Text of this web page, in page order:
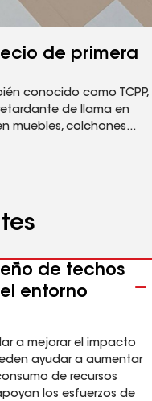
de primera
conocido como TCPP,
de llama en
muebles, colchones...
de techos
entorno
a mejorar el impacto
ayudar a aumentar
de recursos
los esfuerzos de